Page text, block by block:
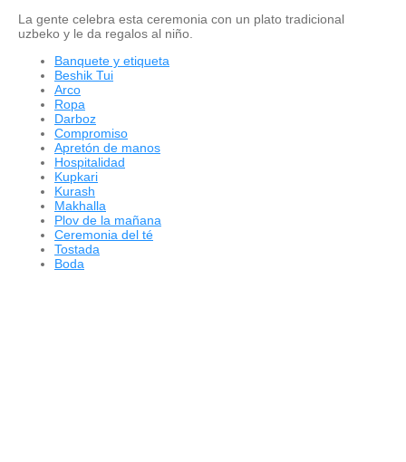
La gente celebra esta ceremonia con un plato tradicional
uzbeko y le da regalos al niño.
Banquete y etiqueta
Beshik Tui
Arco
Ropa
Darboz
Compromiso
Apretón de manos
Hospitalidad
Kupkari
Kurash
Makhalla
Plov de la mañana
Ceremonia del té
Tostada
Boda